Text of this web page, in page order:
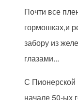
Почти все
гормошках,и
забору из
глазами...
С Пионерской
начале 50-ых